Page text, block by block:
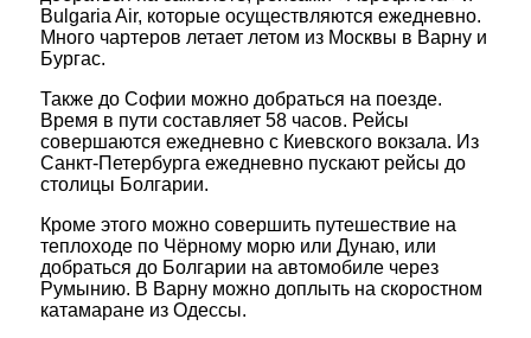
Bulgaria Air, которые осуществляются ежедневно.
Много чартеров летает летом из Москвы в Варну и
Бургас.
Также до Софии можно добраться на поезде.
Время в пути составляет 58 часов. Рейсы
совершаются ежедневно с Киевского вокзала. Из
Санкт-Петербурга ежедневно пускают рейсы до
столицы Болгарии.
Кроме этого можно совершить путешествие на
теплоходе по Чёрному морю или Дунаю, или
добраться до Болгарии на автомобиле через
Румынию. В Варну можно доплыть на скоростном
катамаране из Одессы.